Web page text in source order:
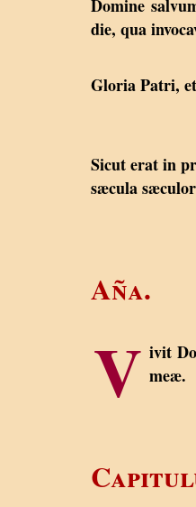
Domine
die, qua
Gloria Patri,
Sicut erat in
sæcula
Aña.
V ivit
meæ.